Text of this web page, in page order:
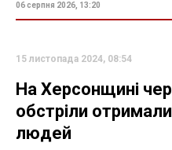
06 серпня 2026, 13:20
15 листопада 2024, 08:54
На Херсонщині
обстріли
людей